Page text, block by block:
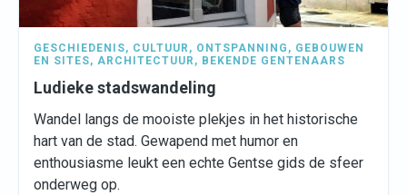
GESCHIEDENIS, CULTUUR , ONTSPANNING , GEBOUWEN
EN SITES, ARCHITECTUUR , BEKENDE GENTENAARS
Ludieke stadswandeling
Wandel langs de mooiste plekjes in het historische
hart van de stad. Gewapend met humor en
enthousiasme leukt een echte Gentse gids de sfeer
onderweg op.